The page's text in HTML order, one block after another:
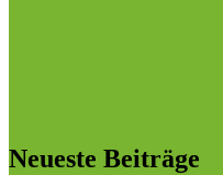
Neueste Beiträge